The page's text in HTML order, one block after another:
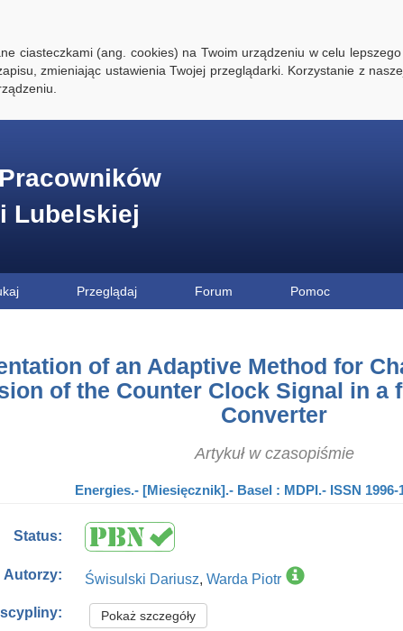
ciasteczkami (ang. cookies) na Twoim urządzeniu w celu
zmieniając ustawienia Twojej przeglądarki. Korzystanie z
Lubelskiej
Przeglądaj Forum Pomoc
of an Adaptive Method for
of the Counter Clock Signal in a
Converter
Artykuł w czasopiśmie
Energies.- [Miesięcznik].- Basel : MDPI.- ISSN 1996-
Status:
Autorzy: Świsulski Dariusz, Warda Piotr
Pokaż szczegóły